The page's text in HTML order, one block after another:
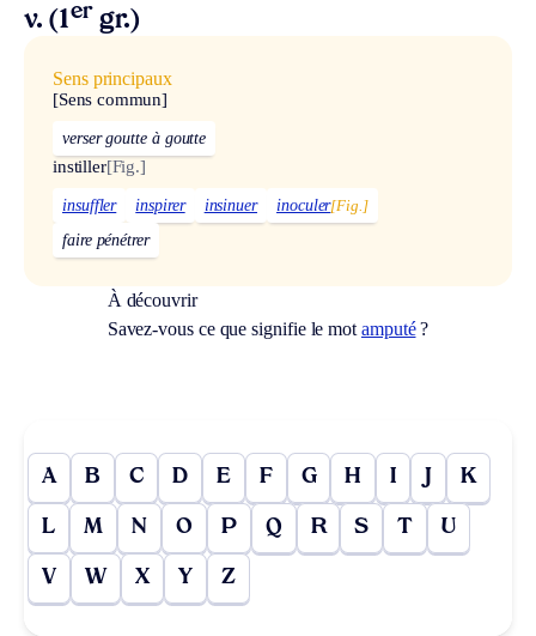
v. (1er gr.)
Sens principaux
[Sens commun]
verser goutte à goutte
instiller[Fig.]
insuffler inspirer insinuer inoculer[Fig.]
faire pénétrer
À découvrir
Savez-vous ce que signifie le mot amputé?
A B C D E F G H I J K
L M N O P Q R S T U
V W X Y Z